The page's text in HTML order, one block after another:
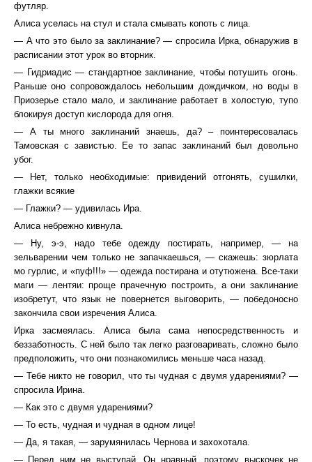
футляр.
Алиса уселась на стул и стала смывать копоть с лица.
— А что это было за заклинание? — спросила Ирка, обнаружив в
расписании этот урок во вторник.
— Гидриадис — стандартное заклинание, чтобы потушить огонь.
Раньше оно сопровождалось небольшим дождичком, но воды в
Приозерье стало мало, и заклинание работает в холостую, тупо
блокируя доступ кислорода для огня.
— А ты много заклинаний знаешь, да? – поинтересовалась
Тамовская с завистью. Ее то запас заклинаний был довольно
убог.
— Нет, только необходимые: привидений отгонять, сушилки,
глажки всякие
— Глажки? — удивилась Ира.
Алиса небрежно кивнула.
— Ну, э-э, надо тебе одежду постирать, например, — на
зельварении чем только не запачкаешься, — скажешь: зюрлата
мо гурлис, и «пуф!!!» — одежда постирана и отутюжена. Все-таки
маги — лентяи: проще прачечную построить, а они заклинание
изобретут, что язык не повернется выговорить, — победоносно
закончила свои изречения Алиса.
Ирка засмеялась. Алиса была сама непосредственность и
беззаботность. С ней было так легко разговаривать, сложно было
предположить, что они познакомились меньше часа назад.
— Тебе никто не говорил, что ты чудная с двумя ударениями? —
спросила Ирина.
— Как это с двумя ударениями?
— То есть, чудная и чудная в одном лице!
— Да, я такая, — зарумянилась Чернова и захохотала.
— Перед ним не выступай. Он нравный, поэтому выскочек не